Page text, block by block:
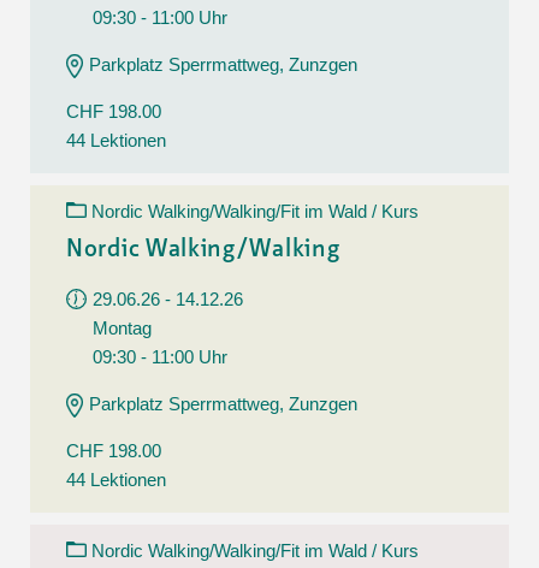
09:30 - 11:00 Uhr
Parkplatz Sperrmattweg, Zunzgen
CHF 198.00
44 Lektionen
Nordic Walking/Walking/Fit im Wald / Kurs
Nordic Walking/Walking
29.06.26 - 14.12.26
Montag
09:30 - 11:00 Uhr
Parkplatz Sperrmattweg, Zunzgen
CHF 198.00
44 Lektionen
Nordic Walking/Walking/Fit im Wald / Kurs